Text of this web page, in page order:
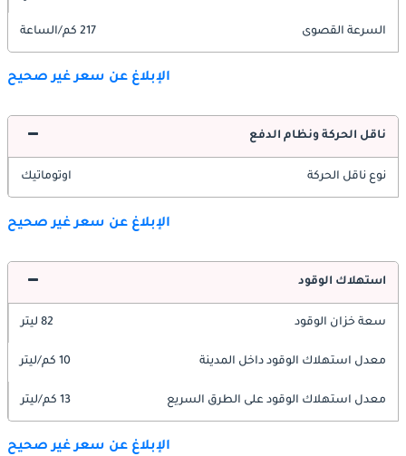
السرعة القصوى 217 كم/الساعة
الإبلاغ عن سعر غير صحيح
ناقل الحركة ونظام الدفع
نوع ناقل الحركة اوتوماتيك
الإبلاغ عن سعر غير صحيح
استهلاك الوقود
سعة خزان الوقود 82 ليتر
معدل استهلاك الوقود داخل المدينة 10 كم/ليتر
معدل استهلاك الوقود على الطرق السريع 13 كم/ليتر
الإبلاغ عن سعر غير صحيح